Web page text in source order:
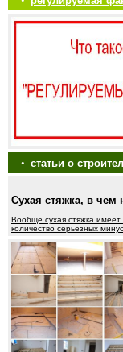
• статьи о
Сухая стяжка, в чем
Вообще сухая стяжка
количество серьезных